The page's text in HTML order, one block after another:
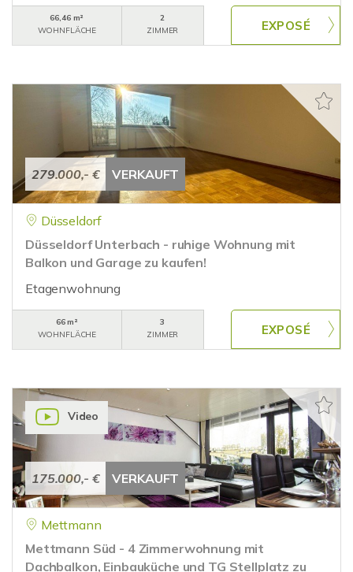
66,46 m²
WOHNFLÄCHE
2
ZIMMER
279.000,- € VERKAUFT
Düsseldorf
Düsseldorf Unterbach - ruhige Wohnung mit
Balkon und Garage zu kaufen!
Etagenwohnung
66 m²
WOHNFLÄCHE
3
ZIMMER
175.000,- € VERKAUFT
Video
Mettmann
Mettmann Süd - 4 Zimmerwohnung mit
Dachbalkon, Einbauküche und TG Stellplatz zu